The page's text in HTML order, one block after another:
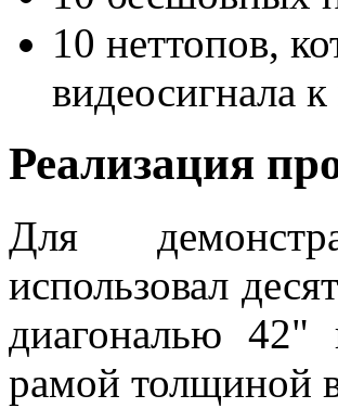
10 неттопов,
видеосигнала
Реализация
Для
использовал
диагональю 42"
рамой толщиной